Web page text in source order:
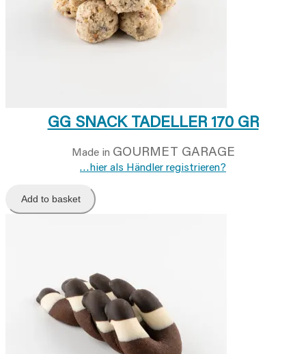
GG SNACK TADELLER 170 GR
Made in GOURMET GARAGE
…hier als Händler registrieren?
Add to basket